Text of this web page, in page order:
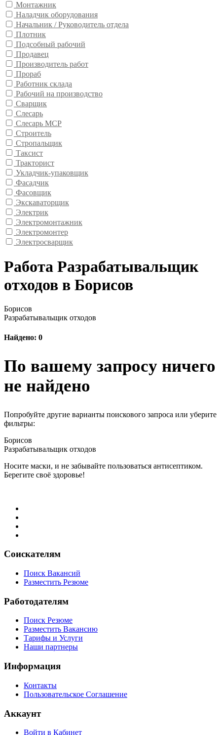
Монтажник
Наладчик оборудования
Начальник / Руководитель отдела
Плотник
Подсобный рабочий
Продавец
Производитель работ
Прораб
Работник склада
Рабочий на производство
Сварщик
Слесарь
Слесарь МСР
Строитель
Стропальщик
Таксист
Тракторист
Укладчик-упаковщик
Фасадчик
Фасовщик
Экскаваторщик
Электрик
Электромонтажник
Электромонтер
Электросварщик
Работа Разрабатывальщик
отходов в Борисов
Борисов
Разрабатывальщик отходов
Найдено: 0
По вашему запросу ничего
не найдено
Попробуйте другие варианты поискового запроса или уберите
фильтры:
Борисов
Разрабатывальщик отходов
Носите маски, и не забывайте пользоваться антисептиком.
Берегите своё здоровье!
Соискателям
Поиск Вакансий
Разместить Резюме
Работодателям
Поиск Резюме
Разместить Вакансию
Тарифы и Услуги
Наши партнеры
Информация
Контакты
Пользовательское Соглашение
Аккаунт
Войти в Кабинет